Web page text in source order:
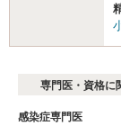
専門医・資格に
感染症専門医